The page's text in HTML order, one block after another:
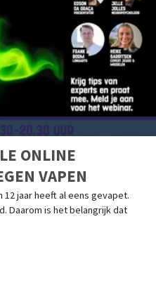
ONLINE
VAPEN
12 jaar heeft al eens gevapet.
Daarom is het belangrijk dat